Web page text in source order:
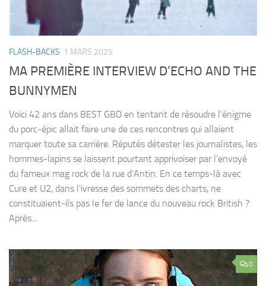
FLASH-BACKS 1 MARS 2025
MA PREMIÈRE INTERVIEW D’ECHO AND THE
BUNNYMEN
Voici 42 ans dans BEST GBD en tentant de résoudre l’énigme
du porc-épic allait faire une de ces rencontres qui allaient
marquer toute sa carrière. Réputés détester les journalistes, les
hommes-lapins se laissent pourtant apprivoiser par l’envoyé
du fameux mag rock de la rue d’Antin. En ce temps-là avec
Cure et U2, dans l’ivresse des sommets des charts, ne
constituaient-ils pas le fer de lance du nouveau rock British ?
Après...
0